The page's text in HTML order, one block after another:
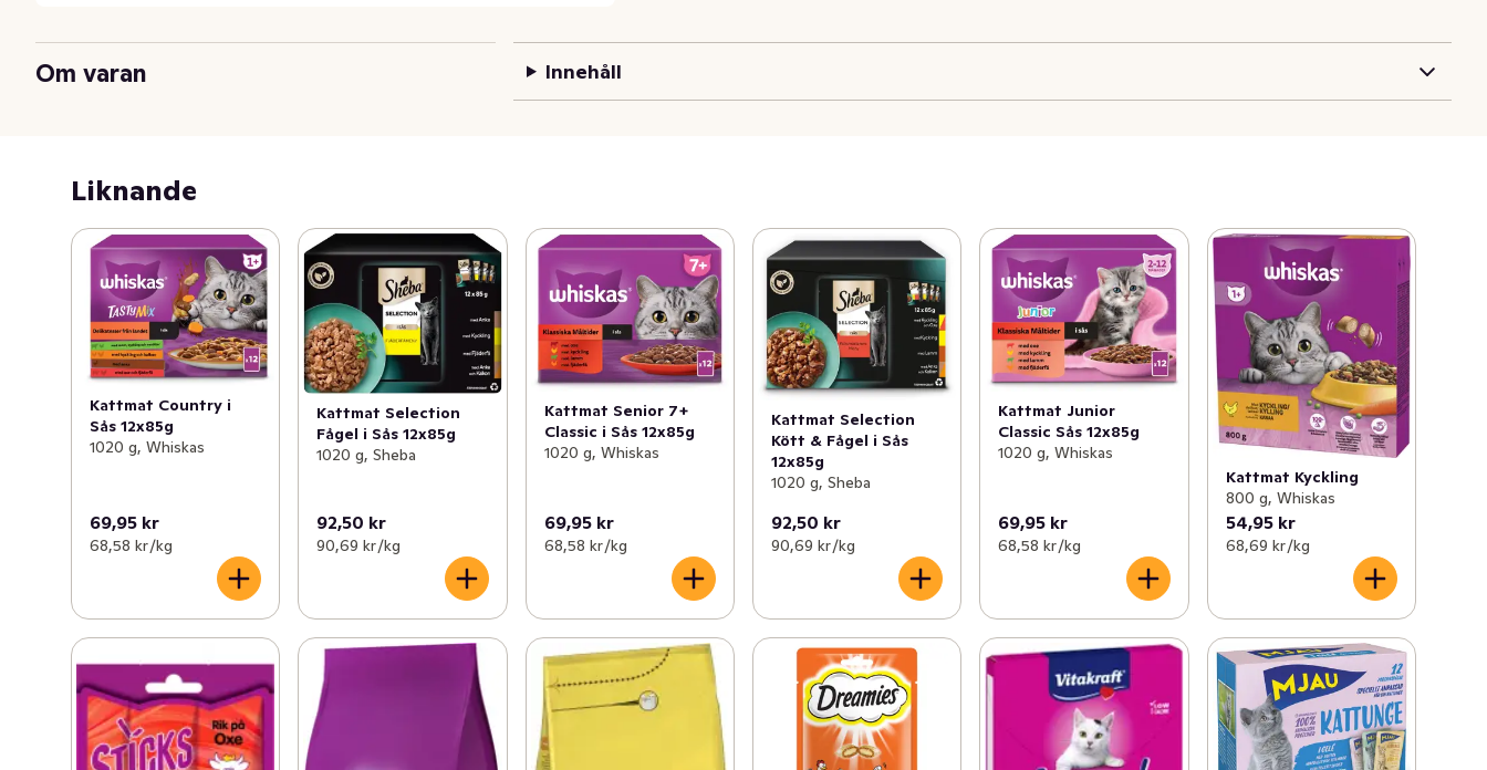
Om varan Innehåll
Liknande
Kattmat Country i
Sås 12x85g
1020 g, Whiskas
69,95 kr
68,58 kr /kg
Kattmat Selection
Fågel i Sås 12x85g
1020 g, Sheba
92,50 kr
90,69 kr /kg
Kattmat Senior 7+
Classic i Sås 12x85g
1020 g, Whiskas
69,95 kr
68,58 kr /kg
Kattmat Selection
Kött & Fågel i Sås
12x85g
1020 g, Sheba
92,50 kr
90,69 kr /kg
Kattmat Junior
Classic Sås 12x85g
1020 g, Whiskas
69,95 kr
68,58 kr /kg
Kattmat Kyckling
800 g, Whiskas
54,95 kr
68,69 kr /kg